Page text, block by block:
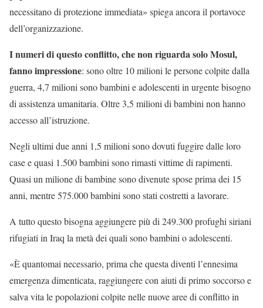
necessitano di protezione immediata» spiega ancora il portavoce
dell’organizzazione.
I numeri di questo conflitto, che non riguarda solo Mosul,
fanno impressione: sono oltre 10 milioni le persone colpite dalla
guerra, 4,7 milioni sono bambini e adolescenti in urgente bisogno
di assistenza umanitaria. Oltre 3,5 milioni di bambini non hanno
accesso all’istruzione.
Negli ultimi due anni 1,5 milioni sono dovuti fuggire dalle loro
case e quasi 1.500 bambini sono rimasti vittime di rapimenti.
Quasi un milione di bambine sono divenute spose prima dei 15
anni, mentre 575.000 bambini sono stati costretti a lavorare.
A tutto questo bisogna aggiungere più di 249.300 profughi siriani
rifugiati in Iraq la metà dei quali sono bambini o adolescenti.
«È quantomai necessario, prima che questa diventi l’ennesima
emergenza dimenticata, raggiungere con aiuti di primo soccorso e
salva vita le popolazioni colpite nelle nuove aree di conflitto in